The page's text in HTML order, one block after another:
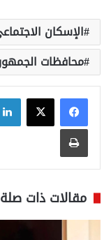
الإسكان
محافظات
طباعة
مقالات ذات صلة